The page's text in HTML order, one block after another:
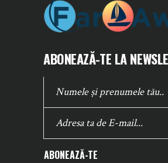
ABONEAZĂ-TE LA
ABONEAZĂ-TE